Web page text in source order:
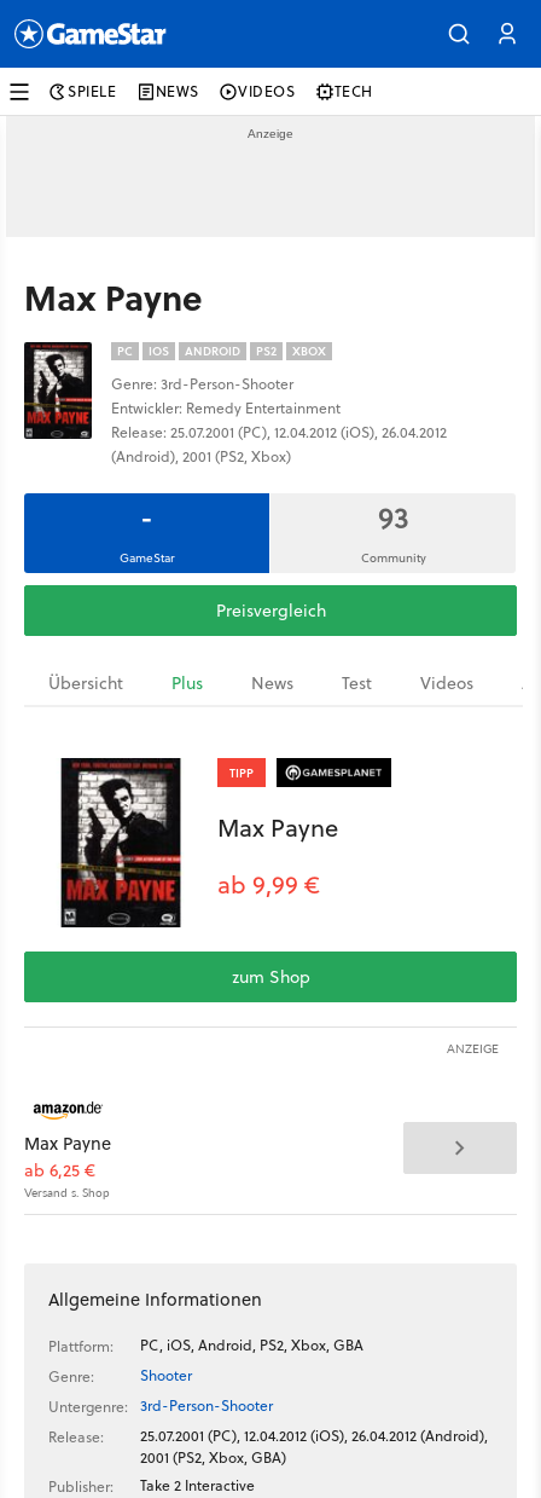
SPIELE NEWS VIDEOS TECH
Max Payne
PC IOS ANDROID PS2 XBOX
Genre: 3rd-Person-Shooter
Entwickler: Remedy Entertainment
Release: 25.07.2001 (PC), 12.04.2012 (iOS), 26.04.2012
(Android), 2001 (PS2, Xbox)
-
GameStar
93
Community
Preisvergleich
Übersicht Plus News Test Videos
TIPP
Max Payne
ab 9,99 €
zum Shop
ANZEIGE
Max Payne
ab 6,25 €
Versand s. Shop
Allgemeine Informationen
Plattform:
PC, iOS, Android, PS2, Xbox, GBA
Genre:
Shooter
Untergenre:
3rd-Person-Shooter
Release:
25.07.2001 (PC), 12.04.2012 (iOS), 26.04.2012 (Android),
2001 (PS2, Xbox, GBA)
Publisher:
Take 2 Interactive